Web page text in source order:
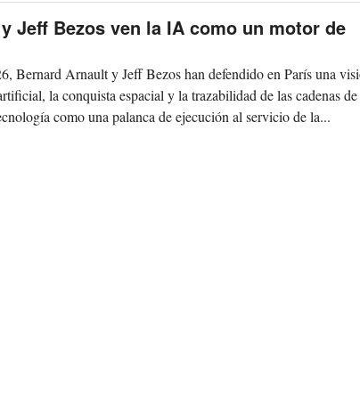
Jeff Bezos ven la IA como un motor de
Bernard Arnault y Jeff Bezos han defendido en París una
la conquista espacial y la trazabilidad de las cadenas de
como una palanca de ejecución al servicio de la...